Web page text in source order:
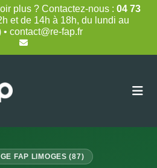
plus ? Contactez-nous : 04 73
et de 14h à 18h, du lundi au
contact@re-fap.fr
FAP LIMOGES (87)